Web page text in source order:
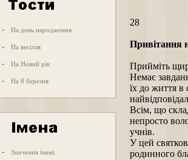
- На день народження
- На весілля
- На Новий рік
- На 8 березня
- Значення імені
28
Привітання
Прийміть
Немає
їх до життя в
Всім, що
непросто
учнів.
У цей
родинного